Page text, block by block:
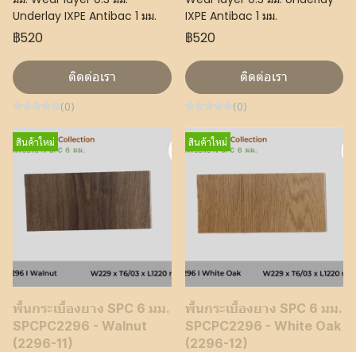
Underlay IXPE Antibac 1 มม.
฿520
ติดต่อเรา
(0)
IXPE Antibac 1 มม.
฿520
ติดต่อเรา
(0)
สินค้าใหม่
พื้นกระเบื้องยาง SPC 6 มม.
SPCPC2296 - Walnut
(2296-11)
สินค้าใหม่
พื้นกระเบื้องยาง SPC 6 มม.
SPCPC2296 - White Oak
(2296-12)